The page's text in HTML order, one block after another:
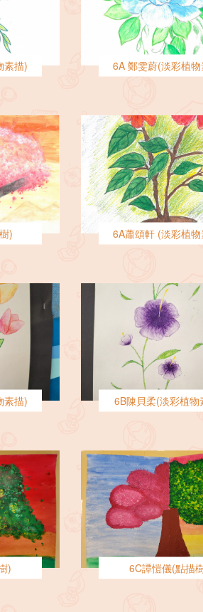
素描) 6A 鄭雯蔚(淡彩植
) 6A蕭頌軒 (淡彩植
素描) 6B陳貝柔(淡彩植物
) 6C譚愷儀(點描